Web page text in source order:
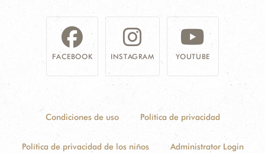
FACEBOOK INSTAGRAM YOUTUBE
Condiciones de uso Política de privacidad
Política de privacidad de los niños Administrator Login